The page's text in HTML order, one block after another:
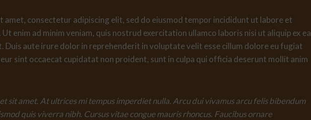
amet, consectetur adipiscing elit, sed do eiusmod tempor incididunt ut labore et
enim ad minim veniam, quis nostrud exercitation ullamco laboris nisi ut aliquip ex ea
Duis aute irure dolor in reprehenderit in voluptate velit esse cillum dolore eu fugiat
sint occaecat cupidatat non proident, sunt in culpa qui officia deserunt mollit anim
sit amet. At ultrices mi tempus imperdiet nulla. Arcu dui vivamus arcu felis bibendum
quis viverra nibh. Cursus vitae congue mauris rhoncus. Faucibus ornare